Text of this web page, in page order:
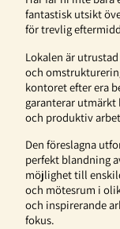
fantastisk utsikt
för trevlig
Lokalen är
och
kontoret efter era
garanterar
och produktiv
Den föreslagna
perfekt blandning
möjlighet till
och mötesrum i
och inspirerande
fokus.